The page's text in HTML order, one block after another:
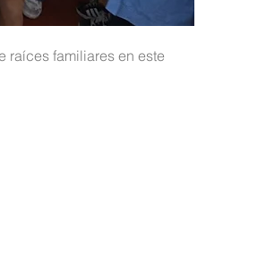
raíces familiares en este